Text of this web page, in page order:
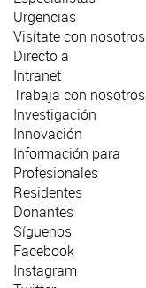
Urgencias
Visítate con nosotros
Directo a
Intranet
Trabaja con nosotros
Investigación
Innovación
Información para
Profesionales
Residentes
Donantes
Síguenos
Facebook
Instagram